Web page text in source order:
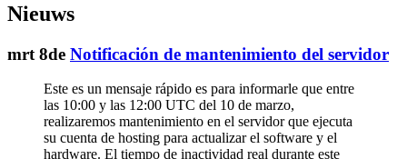
Nieuws
mrt 8de Notificación de mantenimiento del servidor
Este es un mensaje rápido es para informarle que entre
las 10:00 y las 12:00 UTC del 10 de marzo,
realizaremos mantenimiento en el servidor que ejecuta
su cuenta de hosting para actualizar el software y el
hardware. El tiempo de inactividad real durante este